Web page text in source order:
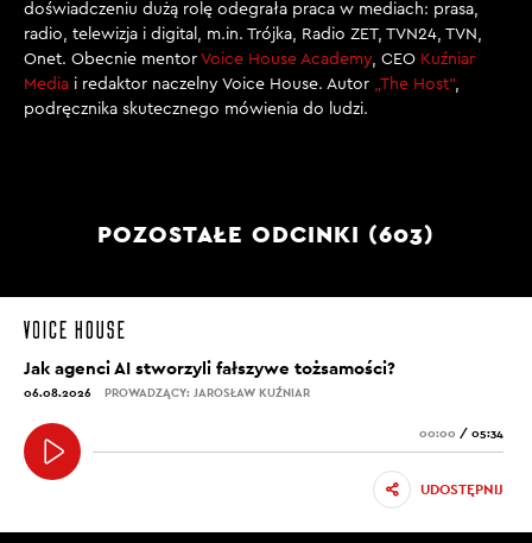
doświadczeniu dużą rolę odegrała praca w mediach: prasa,
radio, telewizja i digital, m.in. Trójka, Radio ZET, TVN24, TVN,
Onet. Obecnie mentor Voice House Academy, CEO Kuźniar
Media i redaktor naczelny Voice House. Autor „The Host”,
podręcznika skutecznego mówienia do ludzi.
POZOSTAŁE ODCINKI (603)
Jak agenci AI stworzyli fałszywe tożsamości?
06.08.2026 PROWADZĄCY: JAROSŁAW KUŹNIAR
00:00 / 05:34
UDOSTĘPNIJ